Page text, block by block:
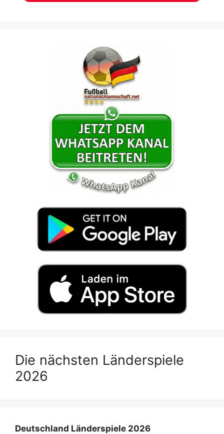
Die nächsten Länderspiele
2026
Deutschland Länderspiele 2026